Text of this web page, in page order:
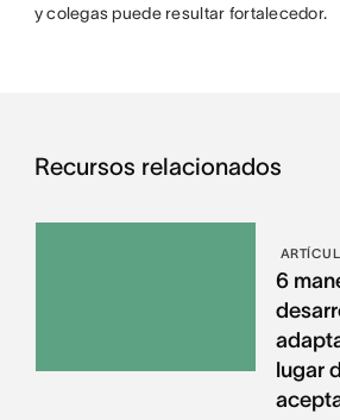
y colegas puede resultar fortalecedor.
Recursos relacionados
6
lugar